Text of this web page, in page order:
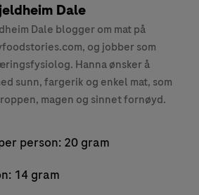
Dale
Dale blogger om mat på
og jobber som
Hanna ønsker å
sunn, fargerik og enkel mat, som
magen og sinnet fornøyd.
person: 20 gram
14 gram